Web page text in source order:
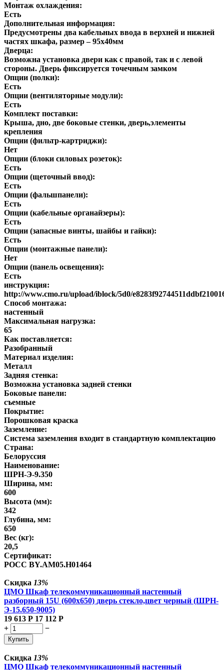
Монтаж охлаждения:
Есть
Дополнительная информация:
Предусмотрены два кабельных ввода в верхней и нижней
частях шкафа, размер – 95х40мм
Дверца:
Возможна установка двери как с правой, так и с левой
стороны. Дверь фиксируется точечным замком
Опции (полки):
Есть
Опции (вентиляторные модули):
Есть
Комплект поставки:
Крыша, дно, две боковые стенки, дверь,элементы
крепления
Опции (фильтр-картриджи):
Нет
Опции (блоки силовых розеток):
Есть
Опции (щеточный ввод):
Есть
Опции (фальшпанели):
Есть
Опции (кабельные органайзеры):
Есть
Опции (запасные винты, шайбы и гайки):
Есть
Опции (монтажные панели):
Нет
Опции (панель освещения):
Есть
инструкция:
http://www.cmo.ru/upload/iblock/5d0/
Способ монтажа:
настенный
Максимальная нагрузка:
65
Как поставляется:
Разобранный
Материал изделия:
Металл
Задняя стенка:
Возможна установка задней стенки
Боковые панели:
съемные
Покрытие:
Порошковая краска
Заземление:
Система заземления входит в стандартную комплектацию
Страна:
Белоруссия
Наименование:
ШРН-Э-9.350
Ширина, мм:
600
Высота (мм):
342
Глубина, мм:
650
Вес (кг):
20,5
Сертификат:
POCC BY.AM05.H01464
Скидка 13%
ЦМО Шкаф телекоммуникационный настенный
разборный 15U (600х650) дверь стекло,цвет черный (ШРН-
Э-15.650-9005)
19 613 Р 17 112 Р
+
−
Купить
Скидка 13%
ЦМО Шкаф телекоммуникационный настенный